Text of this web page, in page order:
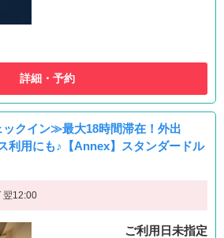
詳細・予約
クイン≫最大18時間滞在！外出
利用にも♪【Annex】スタンダードル
翌12:00
ご利用日未指定